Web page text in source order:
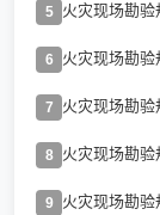
5 火灾现场勘
6 火灾现场勘
7 火灾现场勘
8 火灾现场勘
9 火灾现场勘